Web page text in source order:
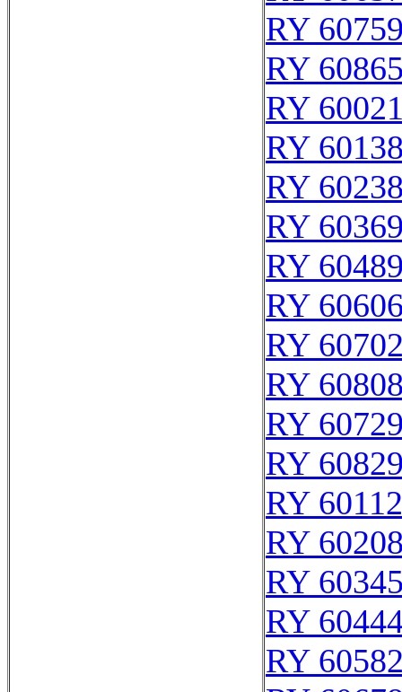
RY
RY
RY
RY
RY
RY
RY
RY
RY
RY
RY
RY
RY 60112
RY
RY
RY
RY